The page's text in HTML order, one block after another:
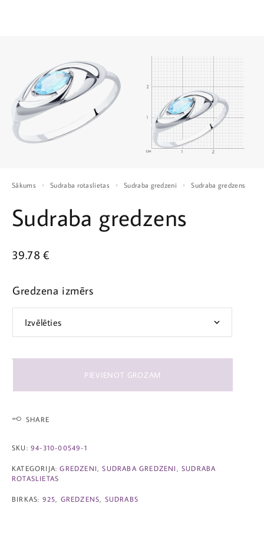
Sākums Sudraba rotaslietas Sudraba gredzeni Sudraba gredzens
Sudraba gredzens
39.78€
Gredzena izmērs
PIEVIENOT GROZAM
SHARE
SKU: 94-310-00549-1
KATEGORIJA:GREDZENI ,SUDRABA GREDZENI ,SUDRABA
ROTASLIETAS
BIRKAS: 925 GREDZENS SUDRABS